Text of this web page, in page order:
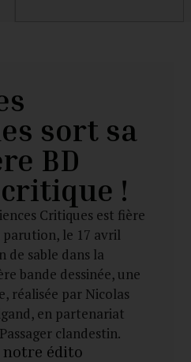
sort sa
BD
!
Critiques est fière
le 17 avril
de sable dans la
bande dessinée, une
réalisée par Nicolas
en partenariat
clandestin.
notre édito